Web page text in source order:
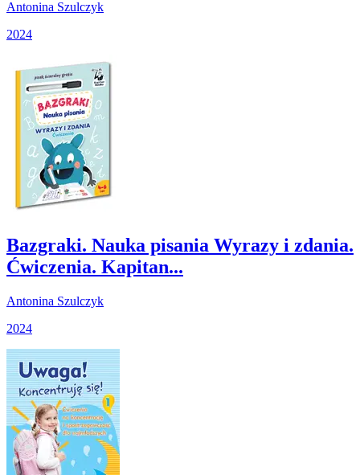
Antonina Szulczyk
2024
Bazgraki. Nauka pisania Wyrazy i zdania.
Ćwiczenia. Kapitan...
Antonina Szulczyk
2024